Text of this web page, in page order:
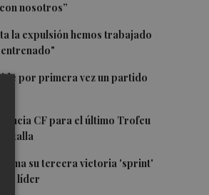
nosotros”
la expulsión hemos trabajado
por primera vez un partido
CF para el último Trofeu
su tercera victoria 'sprint'
líder